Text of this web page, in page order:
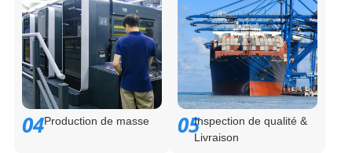
04Production de masse 05Inspection de qualité &
Livraison